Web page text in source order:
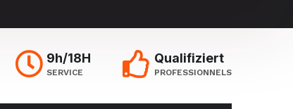
9h/18H
SERVICE
Qualifiziert
PROFESSIONNELS